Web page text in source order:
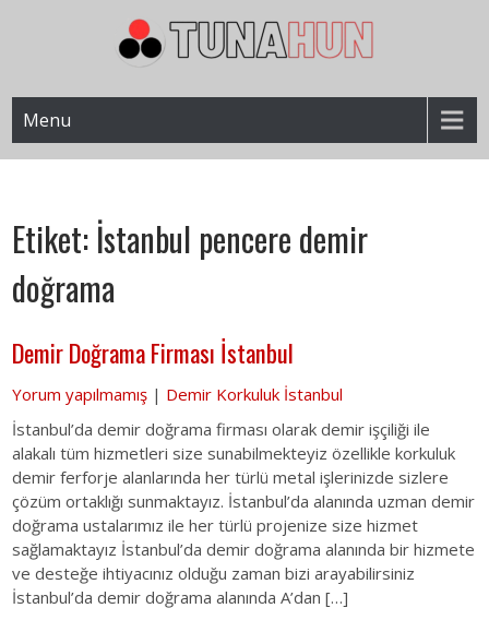
Tunahun Demir Korkuluk | Lazer
Kesim Ferforje
Menu
Etiket: İstanbul pencere demir
doğrama
Demir Doğrama Firması İstanbul
Yorum yapılmamış | Demir Korkuluk İstanbul
İstanbul’da demir doğrama firması olarak demir işçiliği ile
alakalı tüm hizmetleri size sunabilmekteyiz özellikle korkuluk
demir ferforje alanlarında her türlü metal işlerinizde sizlere
çözüm ortaklığı sunmaktayız. İstanbul’da alanında uzman demir
doğrama ustalarımız ile her türlü projenize size hizmet
sağlamaktayız İstanbul’da demir doğrama alanında bir hizmete
ve desteğe ihtiyacınız olduğu zaman bizi arayabilirsiniz
İstanbul’da demir doğrama alanında A’dan […]